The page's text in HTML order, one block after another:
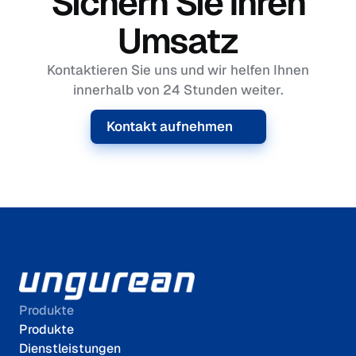
Umsatz
Kontaktieren Sie uns und wir helfen Ihnen
innerhalb von 24 Stunden weiter.
Kontakt aufnehmen
Produkte
Produkte
Dienstleistungen